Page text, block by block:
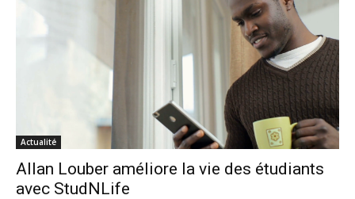
Actualité
Allan Louber améliore la vie des étudiants
avec StudNLife